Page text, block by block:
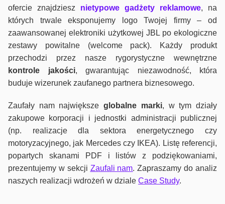
ofercie znajdziesz nietypowe gadżety reklamowe, na
których trwale eksponujemy logo Twojej firmy – od
zaawansowanej elektroniki użytkowej JBL po ekologiczne
zestawy powitalne (welcome pack). Każdy produkt
przechodzi przez nasze rygorystyczne wewnętrzne
kontrole jakości, gwarantując niezawodność, która
buduje wizerunek zaufanego partnera biznesowego.
Zaufały nam największeglobalne marki, w tym działy
zakupowe korporacji i jednostki administracji publicznej
(np. realizacje dla sektora energetycznego czy
motoryzacyjnego, jak Mercedes czy IKEA). Listę referencji,
popartych skanami PDF i listów z podziękowaniami,
prezentujemy w sekcji Zaufali nam. Zapraszamy do analiz
naszych realizacji wdrożeń w dziale Case Study.